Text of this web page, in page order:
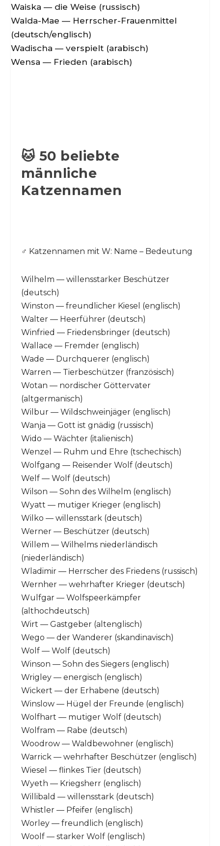
Waiska — die Weise (russisch)
Walda-Mae — Herrscher-Frauenmittel
(deutsch/englisch)
Wadischa — verspielt (arabisch)
Wensa — Frieden (arabisch)
🐱 50 beliebte
männliche
Katzennamen
♂️ Katzennamen mit W: Name – Bedeutung
Wilhelm — willensstarker Beschützer
(deutsch)
Winston — freundlicher Kiesel (englisch)
Walter — Heerführer (deutsch)
Winfried — Friedensbringer (deutsch)
Wallace — Fremder (englisch)
Wade — Durchquerer (englisch)
Warren — Tierbeschützer (französisch)
Wotan — nordischer Göttervater
(altgermanisch)
Wilbur — Wildschweinjäger (englisch)
Wanja — Gott ist gnädig (russisch)
Wido — Wächter (italienisch)
Wenzel — Ruhm und Ehre (tschechisch)
Wolfgang — Reisender Wolf (deutsch)
Welf — Wolf (deutsch)
Wilson — Sohn des Wilhelm (englisch)
Wyatt — mutiger Krieger (englisch)
Wilko — willensstark (deutsch)
Werner — Beschützer (deutsch)
Willem — Wilhelms niederländisch
(niederländisch)
Wladimir — Herrscher des Friedens (russisch)
Wernher — wehrhafter Krieger (deutsch)
Wulfgar — Wolfspeerkämpfer
(althochdeutsch)
Wirt — Gastgeber (altenglisch)
Wego — der Wanderer (skandinavisch)
Wolf — Wolf (deutsch)
Winson — Sohn des Siegers (englisch)
Wrigley — energisch (englisch)
Wickert — der Erhabene (deutsch)
Winslow — Hügel der Freunde (englisch)
Wolfhart — mutiger Wolf (deutsch)
Wolfram — Rabe (deutsch)
Woodrow — Waldbewohner (englisch)
Warrick — wehrhafter Beschützer (englisch)
Wiesel — flinkes Tier (deutsch)
Wyeth — Kriegsherr (englisch)
Willibald — willensstark (deutsch)
Whistler — Pfeifer (englisch)
Worley — freundlich (englisch)
Woolf — starker Wolf (englisch)